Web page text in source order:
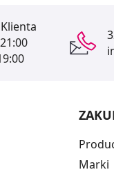
Marki